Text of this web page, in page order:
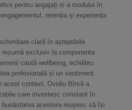
pentru angajați și a modului în
retenția și experiența
clară în așteptările
exclusiv la componenta
caută wellbeing, echilibru
profesională și un sentiment
acest context, Ovidiu Bîrsă a
care investesc constant în
acestora reușesc să își